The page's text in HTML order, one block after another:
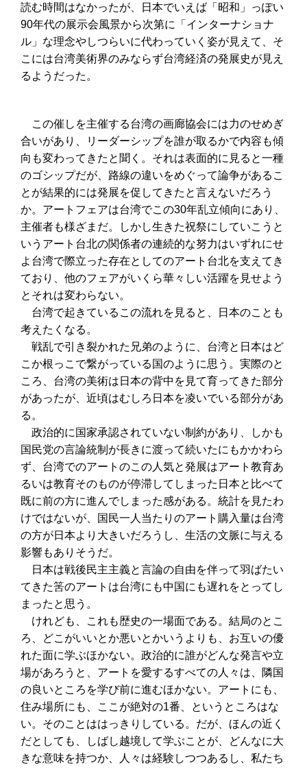
読む時間はなかったが、日本でいえば「昭和」っぽい
90年代の展示会風景から次第に「インターナショナ
ル」な理念やしつらいに代わっていく姿が見えて、そ
こには台湾美術界のみならず台湾経済の発展史が見え
るようだった。
この催しを主催する台湾の画廊協会には力のせめぎ
合いがあり、リーダーシップを誰が取るかで内容も傾
向も変わってきたと聞く。それは表面的に見ると一種
のゴシップだが、路線の違いをめぐって論争があるこ
とが結果的には発展を促してきたと言えないだろう
か。アートフェアは台湾でこの30年乱立傾向にあり、
主催者も様ざまだ。しかし生きた祝祭にしていこうと
いうアート台北の関係者の連続的な努力はいずれにせ
よ台湾で際立った存在としてのアート台北を支えてき
ており、他のフェアがいくら華々しい活躍を見せよう
とそれは変わらない。
台湾で起きているこの流れを見ると、日本のことも
考えたくなる。
戦乱で引き裂かれた兄弟のように、台湾と日本はど
こか根っこで繋がっている国のように思う。実際のと
ころ、台湾の美術は日本の背中を見て育ってきた部分
があったが、近頃はむしろ日本を凌いでいる部分があ
る。
政治的に国家承認されていない制約があり、しかも
国民党の言論統制が長きに渡って続いたにもかかわら
ず、台湾でのアートのこの人気と発展はアート教育あ
るいは教育そのものが停滞してしまった日本と比べて
既に前の方に進んでしまった感がある。統計を見たわ
けではないが、国民一人当たりのアート購入量は台湾
の方が日本より大きいだろうし、生活の文脈に与える
影響もありそうだ。
日本は戦後民主主義と言論の自由を伴って羽ばたい
てきた筈のアートは台湾にも中国にも遅れをとってし
まったと思う。
けれども、これも歴史の一場面である。結局のとこ
ろ、どこがいいとか悪いとかいうよりも、お互いの優
れた面に学ぶほかない。政治的に誰がどんな発言や立
場があろうと、アートを愛するすべての人々は、隣国
の良いところを学び前に進むほかない。アートにも、
住み場所にも、ここが絶対の1番、というところはな
い。そのことははっきりしている。だが、ほんの近く
だとしても、しばし越境して学ぶことが、どんなに大
きな意味を持つか、人々は経験しつつあるし、私たち